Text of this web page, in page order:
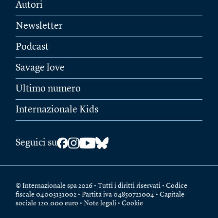
Autori
Newsletter
Podcast
Savage love
Ultimo numero
Internazionale Kids
Seguici su
© Internazionale spa 2026 • Tutti i diritti riservati • Codice
fiscale 04003131002 • Partita iva 04850721004 • Capitale
sociale 120.000 euro • Note legali • Cookie